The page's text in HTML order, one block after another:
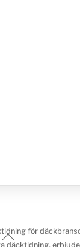
Backför
däcktidning,